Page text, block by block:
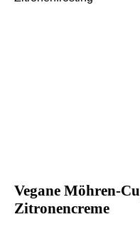
Vegane Möhren-
Zitronencreme